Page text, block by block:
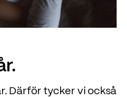
Därför tycker vi också